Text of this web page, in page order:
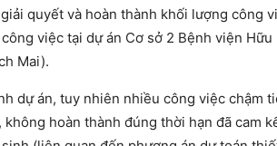
quyết và hoàn thành khối lượng công
việc tại dự án Cơ sở 2 Bệnh viện
Mai).
dự án, tuy nhiên nhiều công việc chậm
hoàn thành đúng thời hạn đã cam